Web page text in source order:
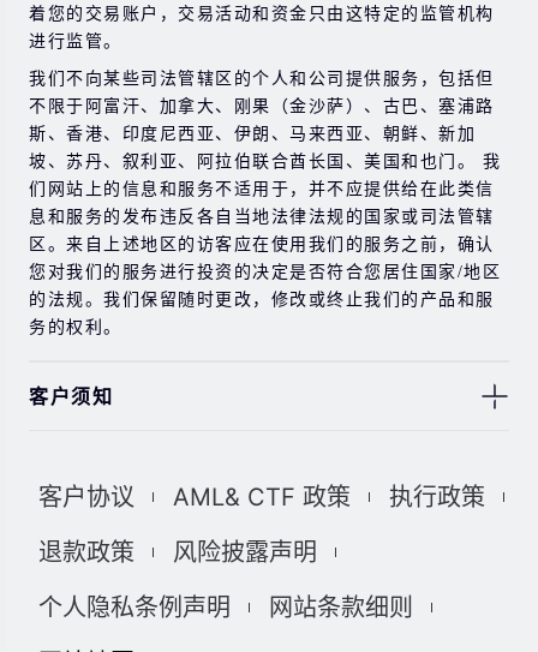
着您的交易账户，交易活动和资金只由这特定的监管机构
进行监管。
我们不向某些司法管辖区的个人和公司提供服务，包括但
不限于阿富汗、加拿大、刚果（金沙萨）、古巴、塞浦路
斯、香港、印度尼西亚、伊朗、马来西亚、朝鲜、新加
坡、苏丹、叙利亚、阿拉伯联合酋长国、美国和也门。 我
们网站上的信息和服务不适用于，并不应提供给在此类信
息和服务的发布违反各自当地法律法规的国家或司法管辖
区。来自上述地区的访客应在使用我们的服务之前，确认
您对我们的服务进行投资的决定是否符合您居住国家/地区
的法规。我们保留随时更改，修改或终止我们的产品和服
务的权利。
客户须知
息，材料或第三方材料（“材料”）仅供参考。 该材料仅被
的投资建议和/或投资推荐。 尽管我们已尽一切合理的努力
和保证，如果所提供信息的任何不准确和不完整，我们也
客户协议 AML& CTF 政策
执行政策
退款政策
风险披露声明
个人隐私条例声明
网站条款细则